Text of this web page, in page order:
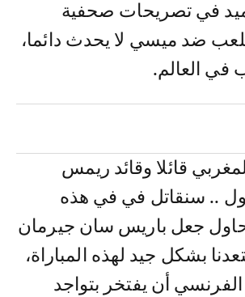
في تصريحات صحفية
ضد ميسي لا يحدث دائما،
في العالم.
قائلا وقائد ريمس
.. سنقاتل في في هذه
جعل باريس سان جيرمان
بشكل جيد لهذه المباراة،
أن يفتخر بتواجد